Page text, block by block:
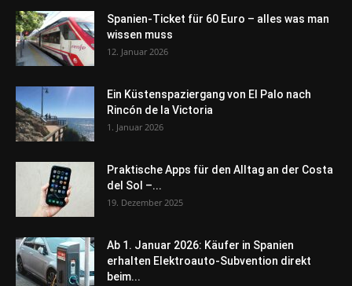
Spanien-Ticket für 60 Euro – alles was man
wissen muss
12. Januar 2026
Ein Küstenspaziergang von El Palo nach
Rincón de la Victoria
1. Januar 2026
Praktische Apps für den Alltag an der Costa
del Sol –...
19. Dezember 2025
Ab 1. Januar 2026: Käufer in Spanien
erhalten Elektroauto-Subvention direkt
beim...